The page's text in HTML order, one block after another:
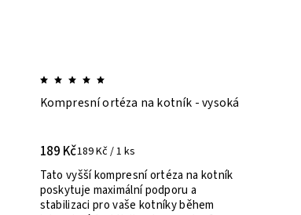
Kompresní ortéza na kotník - vysoká
189 Kč189 Kč / 1 ks
Tato vyšší kompresní ortéza na kotník
poskytuje maximální podporu a
stabilizaci pro vaše kotníky během